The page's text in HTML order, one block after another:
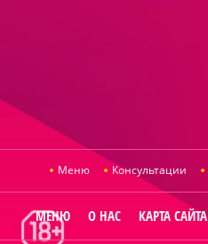
Меню Консультации
МЕНЮ О НАС КАРТА САЙТА